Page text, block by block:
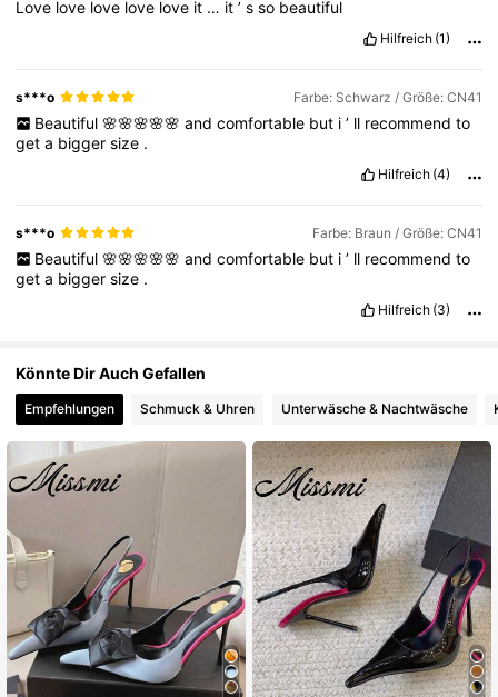
Love love love love love it … it’sso beautiful
Hilfreich (1)
s***o Farbe: Schwarz / Größe: CN41
Beautiful 🌸🌸🌸🌸🌸 and comfortable but i ’ ll recommend to
geta biggersize .
Hilfreich (4)
s***o Farbe: Braun / Größe: CN41
Beautiful 🌸🌸🌸🌸🌸 and comfortable but i ’ ll recommend to
geta biggersize .
Hilfreich (3)
Könnte Dir Auch Gefallen
Empfehlungen Schmuck & Uhren Unterwäsche & Nachtwäsche